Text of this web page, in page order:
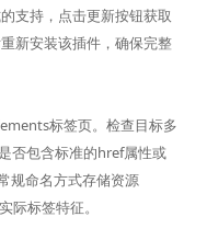
支持，点击更新按钮获取
新安装该插件，确保完整
标签页。检查目标多
否包含标准的href属性或
规命名方式存储资源
际标签特征。